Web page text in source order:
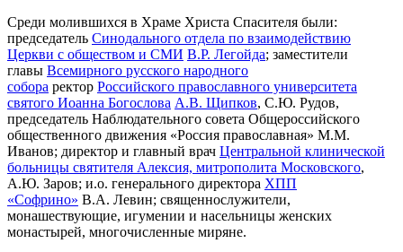
Среди молившихся в Храме Христа Спасителя были:
председатель Синодального отдела по взаимодействию
Церкви с обществом и СМИ В.Р. Легойда; заместители
главы Всемирного русского народного
собора ректор Российского православного университета
святого Иоанна Богослова А.В. Щипков, С.Ю. Рудов,
председатель Наблюдательного совета Общероссийского
общественного движения «Россия православная» М.М.
Иванов; директор и главный врач Центральной клинической
больницы святителя Алексия, митрополита Московского,
А.Ю. Заров; и.о. генерального директора ХПП
«Софрино» В.А. Левин; священнослужители,
монашествующие, игумении и насельницы женских
монастырей, многочисленные миряне.